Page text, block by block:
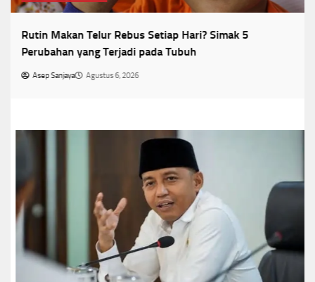
Rutin Makan Telur Rebus Setiap Hari? Simak 5
Perubahan yang Terjadi pada Tubuh
Asep Sanjaya Agustus 6, 2026